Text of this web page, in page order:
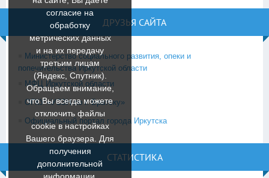
ДРУЗЬЯ САЙТА
Министерство социального развития, опеки и
попечительства Иркутской области
МФЦ Иркутской области
ОГКУ «УСЗН по г. Братску»
Официальный портал города Иркутска
СТАТИСТИКА
согласие на
обработку
метрических данных
и на их передачу
третьим лицам
(Яндекс, Спутник).
Обращаем внимание,
что Вы всегда можете
отключить файлы
cookie в настройках
Вашего браузера. Для
получения
дополнительной
информации,